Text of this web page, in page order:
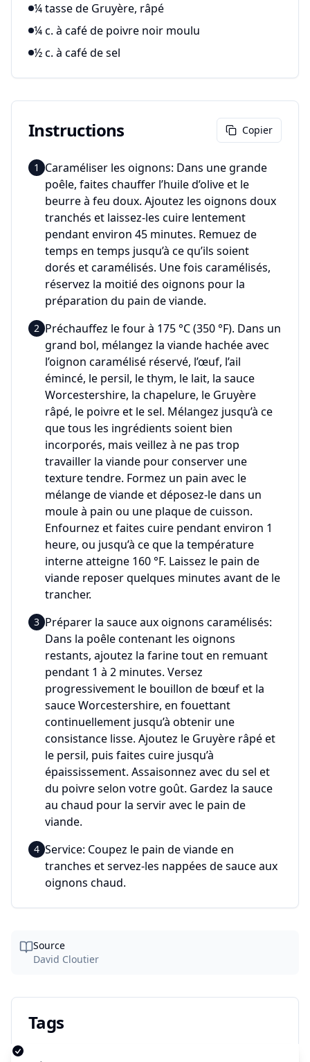
¼ tasse de Gruyère, râpé
¼ c. à café de poivre noir moulu
½ c. à café de sel
Instructions Copier
1
Caraméliser les oignons: Dans une grande
poêle, faites chauffer l’huile d’olive et le
beurre à feu doux. Ajoutez les oignons doux
tranchés et laissez-les cuire lentement
pendant environ 45 minutes. Remuez de
temps en temps jusqu’à ce qu’ils soient
dorés et caramélisés. Une fois caramélisés,
réservez la moitié des oignons pour la
préparation du pain de viande.
2 Préchauffez le four à 175 °C (350 °F). Dans un
grand bol, mélangez la viande hachée avec
l’oignon caramélisé réservé, l’œuf, l’ail
émincé, le persil, le thym, le lait, la sauce
Worcestershire, la chapelure, le Gruyère
râpé, le poivre et le sel. Mélangez jusqu’à ce
que tous les ingrédients soient bien
incorporés, mais veillez à ne pas trop
travailler la viande pour conserver une
texture tendre. Formez un pain avec le
mélange de viande et déposez-le dans un
moule à pain ou une plaque de cuisson.
Enfournez et faites cuire pendant environ 1
heure, ou jusqu’à ce que la température
interne atteigne 160 °F. Laissez le pain de
viande reposer quelques minutes avant de le
trancher.
3 Préparer la sauce aux oignons caramélisés:
Dans la poêle contenant les oignons
restants, ajoutez la farine tout en remuant
pendant 1 à 2 minutes. Versez
progressivement le bouillon de bœuf et la
sauce Worcestershire, en fouettant
continuellement jusqu’à obtenir une
consistance lisse. Ajoutez le Gruyère râpé et
le persil, puis faites cuire jusqu’à
épaississement. Assaisonnez avec du sel et
du poivre selon votre goût. Gardez la sauce
au chaud pour la servir avec le pain de
viande.
4 Service: Coupez le pain de viande en
tranches et servez-les nappées de sauce aux
oignons chaud.
Source
David Cloutier
Tags